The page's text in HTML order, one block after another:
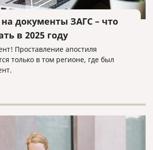
документы ЗАГС – что
в 2025 году
Проставление апостиля
только в том регионе, где был